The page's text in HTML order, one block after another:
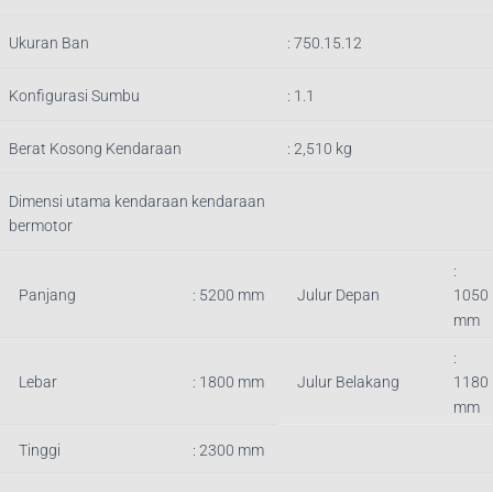
Ukuran Ban : 750.15.12
Konfigurasi Sumbu : 1.1
Berat Kosong Kendaraan : 2,510 kg
Dimensi utama kendaraan kendaraan
bermotor
Panjang : 5200 mm Julur Depan
:
1050
mm
Lebar : 1800 mm Julur Belakang
:
1180
mm
Tinggi : 2300 mm